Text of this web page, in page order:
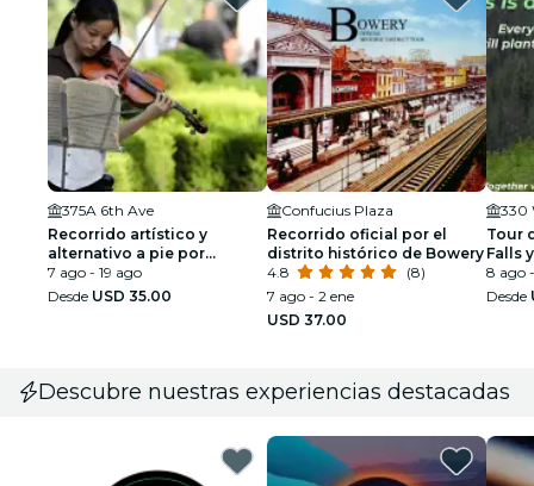
375A 6th Ave
Recorrido artístico y
alternativo a pie por
Greenwich Village
7 ago - 19 ago
Desde USD 35.00
Confucius Plaza
Recorrido oficial por el
distrito histórico de Bowery
4.8
(8)
7 ago - 2 ene
USD 37.00
330
Tour
Falls
8 ago
Desde
Descubre nuestras experiencias destacadas